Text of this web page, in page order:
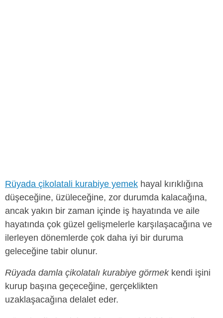
Rüyada çikolatali kurabiye yemek hayal kırıklığına
düşeceğine, üzüleceğine, zor durumda kalacağına,
ancak yakın bir zaman içinde iş hayatında ve aile
hayatında çok güzel gelişmelerle karşılaşacağına ve
ilerleyen dönemlerde çok daha iyi bir duruma
geleceğine tabir olunur.
Rüyada damla çikolatalı kurabiye görmekkendi işini
kurup başına geçeceğine, gerçeklikten
uzaklaşacağına delalet eder.